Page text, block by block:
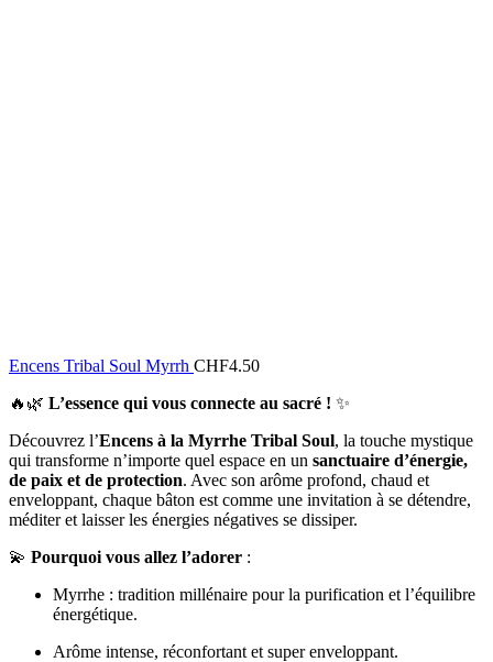
Encens Tribal Soul Myrrh CHF4.50
🔥🌿 L’essence qui vous connecte au sacré ! ✨
Découvrez l’Encens à la Myrrhe Tribal Soul, la touche mystique
qui transforme n’importe quel espace en un sanctuaire d’énergie,
de paix et de protection. Avec son arôme profond, chaud et
enveloppant, chaque bâton est comme une invitation à se détendre,
méditer et laisser les énergies négatives se dissiper.
💫 Pourquoi vous allez l’adorer :
Myrrhe : tradition millénaire pour la purification et l’équilibre
énergétique.
Arôme intense, réconfortant et super enveloppant.